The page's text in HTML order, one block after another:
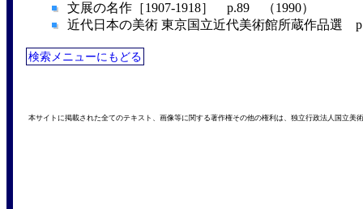
文展の名作［1907-1918］ p.89 （1990）
近代日本の美術 東京国立近代美術館所蔵作品選
検索メニューにもどる
本サイトに掲載された全てのテキスト、画像等に関する著作権その他の権利は、独立行政法人国立